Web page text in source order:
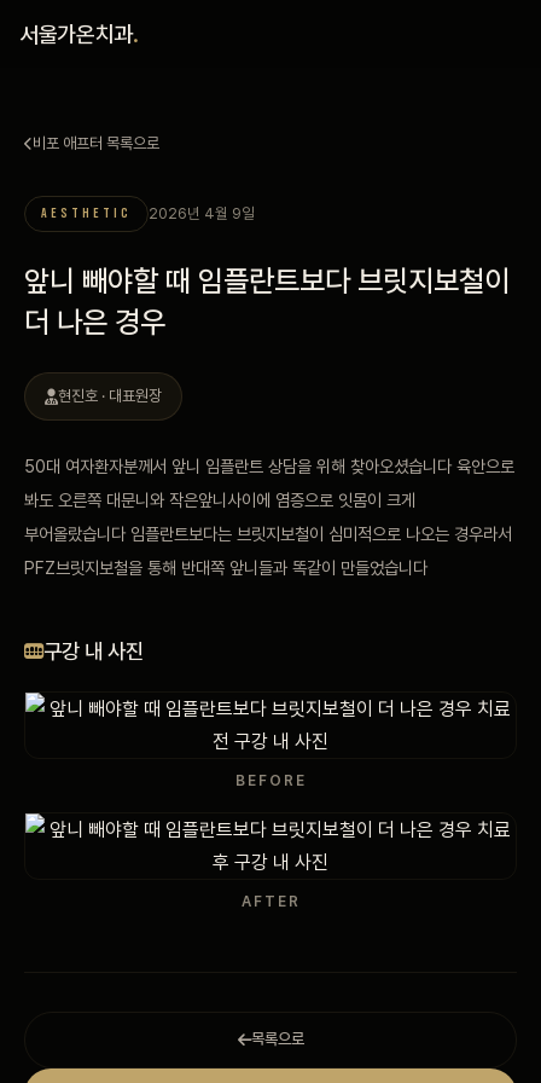
서울가온치과.
커뮤니티
의료진
안내
블로그
비포 애프터
공지사항
치과 백과사전
회원가입 / 로그인
비포 애프터 목록으로
AESTHETIC 2026년 4월 9일
앞니 빼야할 때 임플란트보다 브릿지보철이
더 나은 경우
현진호 · 대표원장
50대 여자환자분께서 앞니 임플란트 상담을 위해 찾아오셨습니다 육안으로
봐도 오른쪽 대문니와 작은앞니사이에 염증으로 잇몸이 크게
부어올랐습니다 임플란트보다는 브릿지보철이 심미적으로 나오는 경우라서
PFZ브릿지보철을 통해 반대쪽 앞니들과 똑같이 만들었습니다
구강 내 사진
BEFORE
AFTER
목록으로